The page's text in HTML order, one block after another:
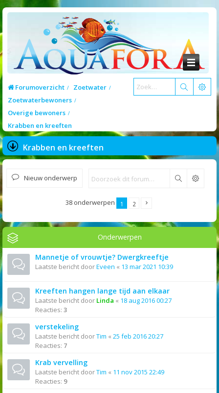
Forumoverzicht
Zoetwater
Zoetwaterbewoners
Overige bewoners
Krabben en kreeften
Krabben en kreeften
Nieuw onderwerp Zoek
38 onderwerpen 1 2
Onderwerpen
Mannetje of vrouwtje? Dwergkreeftje
Laatste bericht doorEveen « 13 mar 2021 10:39
Kreeften hangen lange tijd aan elkaar
Laatste bericht door Linda « 18 aug 2016 00:27
Reacties: 3
verstekeling
Laatste bericht doorTim « 25 feb 2016 20:27
Reacties: 7
Krab vervelling
Laatste bericht doorTim « 11 nov 2015 22:49
Reacties: 9